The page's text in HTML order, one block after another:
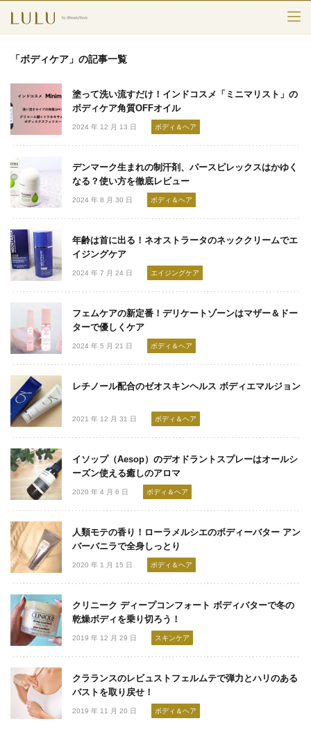
スキンケア
メークアップ
エイジングケア
フレグランス
ボディ＆ヘア
ライフスタイル
検索
「ボディケア」の記事一覧
塗って洗い流すだけ！インドコスメ「ミニマリスト」の
ボディケア角質OFFオイル
2024 年 12 月 13 日 ボディ＆ヘア
デンマーク生まれの制汗剤、パースピレックスはかゆく
なる？使い方を徹底レビュー
2024 年 8 月 30 日 ボディ＆ヘア
年齢は首に出る！ネオストラータのネッククリームでエ
イジングケア
2024 年 7 月 24 日 エイジングケア
フェムケアの新定番！デリケートゾーンはマザー＆ドー
ターで優しくケア
2024 年 5 月 21 日 ボディ＆ヘア
レチノール配合のゼオスキンヘルス ボディエマルジョン
2021 年 12 月 31 日 ボディ＆ヘア
イソップ（Aesop）のデオドラントスプレーはオールシ
ーズン使える癒しのアロマ
2020 年 4 月 6 日 ボディ＆ヘア
人類モテの香り！ローラメルシエのボディーバター アン
バーバニラで全身しっとり
2020 年 1 月 15 日 ボディ＆ヘア
クリニーク ディープコンフォート ボディバターで冬の
乾燥ボディを乗り切ろう！
2019 年 12 月 29 日 スキンケア
クラランスのレビュストフェルムテで弾力とハリのある
バストを取り戻せ！
2019 年 11 月 20 日 ボディ＆ヘア